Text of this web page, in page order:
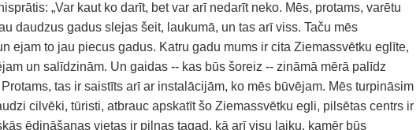
„Var kaut ko darīt, bet var arī nedarīt neko. Mēs, protams, varētu
daudzus gadus slejas šeit, laukumā, un tas arī viss. Taču mēs
ejam to jau piecus gadus. Katru gadu mums ir cita Ziemassvētku eglīte,
un salīdzinām. Un gaidas -- kas būs šoreiz -- zināmā mērā palīdz
tas ir saistīts arī ar instalācijām, ko mēs būvējam. Mēs turpināsim
cilvēki, tūristi, atbrauc apskatīt šo Ziemassvētku egli, pilsētas centrs ir
ēdināšanas vietas ir pilnas tagad, kā arī visu laiku, kamēr būs